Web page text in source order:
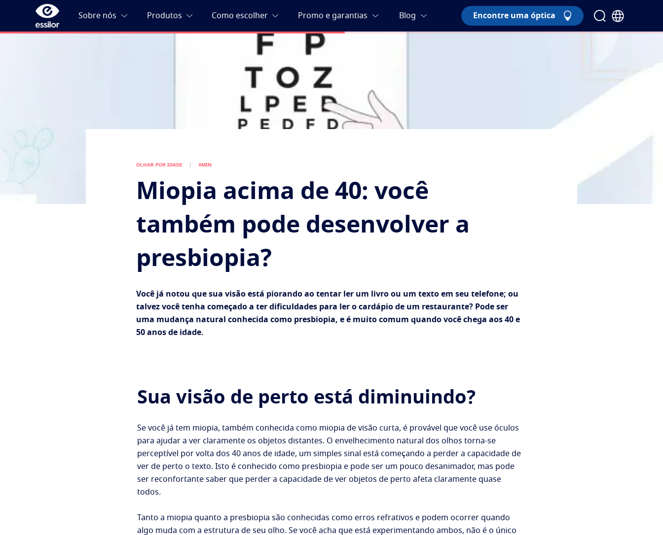
Encontre uma óptica
OLHAR POR IDADE 4MIN
Miopia acima de 40: você
também pode desenvolver a
presbiopia?
Você já notou que sua visão está piorando ao tentar ler um livro ou um texto em seu telefone; ou
talvez você tenha começado a ter dificuldades para ler o cardápio de um restaurante? Pode ser
uma mudança natural conhecida como presbiopia, e é muito comum quando você chega aos 40 e
50 anos de idade.
Sua visão de perto está diminuindo?
Se você já tem miopia, também conhecida como miopia de visão curta, é provável que você use óculos
para ajudar a ver claramente os objetos distantes. O envelhecimento natural dos olhos torna-se
perceptível por volta dos 40 anos de idade, um simples sinal está começando a perder a capacidade de
ver de perto o texto. Isto é conhecido como presbiopia e pode ser um pouco desanimador, mas pode
ser reconfortante saber que perder a capacidade de ver objetos de perto afeta claramente quase
todos.
Tanto a miopia quanto a presbiopia são conhecidas como erros refrativos e podem ocorrer quando
algo muda com a estrutura de seu olho. Se você acha que está experimentando ambos, não é o único